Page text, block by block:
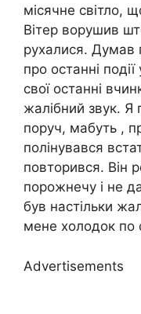
місячне світло,
Вітер ворушив
рухалися. Думав
про останні
свої останні
жалібний звук. Я
поруч, мабуть ,
полінувався
повторився. Він
порожнечу і не
був настільки
мене холодок по
Advertisements